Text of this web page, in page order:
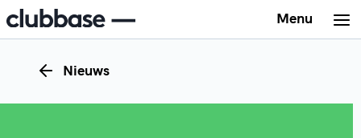
Menu
Nieuws